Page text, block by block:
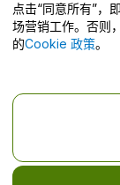
帮助中心
版权 © viagogo有
政策
点击“同意所有”，
场营销工作。否则
的Cookie 政策。